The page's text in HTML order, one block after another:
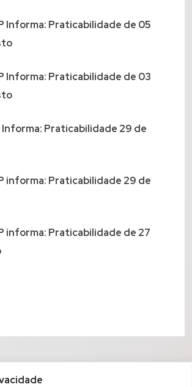
Informa: Praticabilidade de 05
Informa: Praticabilidade de 03
Praticabilidade 29 de
informa: Praticabilidade 29 de
informa: Praticabilidade de 27